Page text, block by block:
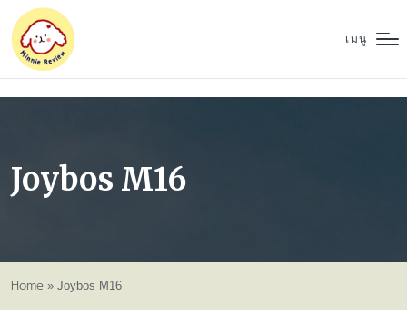
เมนู
Joybos M16
Home » Joybos M16